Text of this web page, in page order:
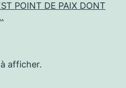
POINT DE PAIX DONT
afficher.